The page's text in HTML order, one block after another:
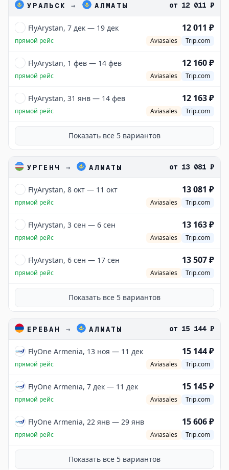
УРАЛЬСК → АЛМАТЫ от 12 011 ₽
FlyArystan, 7 дек — 19 дек 12 011 ₽
прямой рейс Aviasales Trip.com
FlyArystan, 1 фев — 14 фев 12 160 ₽
прямой рейс Aviasales Trip.com
FlyArystan, 31 янв — 14 фев 12 163 ₽
прямой рейс Aviasales Trip.com
Показать все 5 вариантов
УРГЕНЧ → АЛМАТЫ от 13 081 ₽
FlyArystan, 8 окт — 11 окт 13 081 ₽
прямой рейс Aviasales Trip.com
FlyArystan, 3 сен — 6 сен 13 163 ₽
прямой рейс Aviasales Trip.com
FlyArystan, 6 сен — 17 сен 13 507 ₽
прямой рейс Aviasales Trip.com
Показать все 5 вариантов
ЕРЕВАН → АЛМАТЫ от 15 144 ₽
FlyOne Armenia, 13 ноя — 11 дек 15 144 ₽
прямой рейс Aviasales Trip.com
FlyOne Armenia, 7 дек — 11 дек 15 145 ₽
прямой рейс Aviasales Trip.com
FlyOne Armenia, 22 янв — 29 янв 15 606 ₽
прямой рейс Aviasales Trip.com
Показать все 5 вариантов